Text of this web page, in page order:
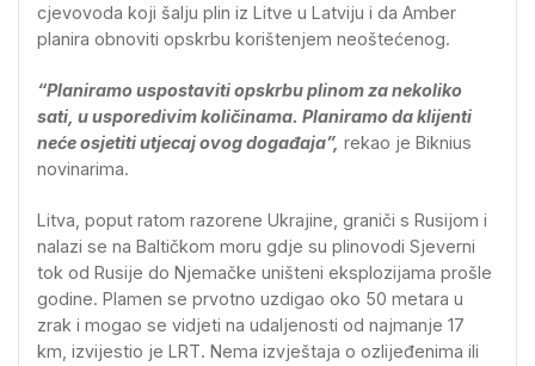
cjevovoda koji šalju plin iz Litve u Latviju i da Amber
planira obnoviti opskrbu korištenjem neoštećenog.
“Planiramo uspostaviti opskrbu plinom za nekoliko
sati, u usporedivim količinama. Planiramo da klijenti
neće osjetiti utjecaj ovog događaja”, rekao je Biknius
novinarima.
Litva, poput ratom razorene Ukrajine, graniči s Rusijom i
nalazi se na Baltičkom moru gdje su plinovodi Sjeverni
tok od Rusije do Njemačke uništeni eksplozijama prošle
godine. Plamen se prvotno uzdigao oko 50 metara u
zrak i mogao se vidjeti na udaljenosti od najmanje 17
km, izvijestio je LRT. Nema izvještaja o ozlijeđenima ili